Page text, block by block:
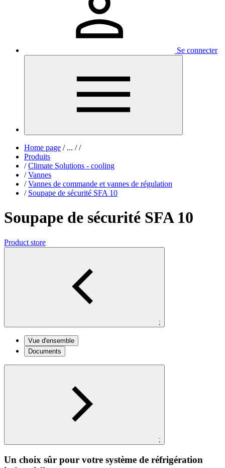
Se connecter
Home page /... / /
Produits
/ Climate Solutions - cooling
/ Vannes
/ Vannes de commande et vannes de régulation
/ Soupape de sécurité SFA 10
Soupape de sécurité SFA 10
Product store
;
Vue d'ensemble
Documents
;
Un choix sûr pour votre système de réfrigération